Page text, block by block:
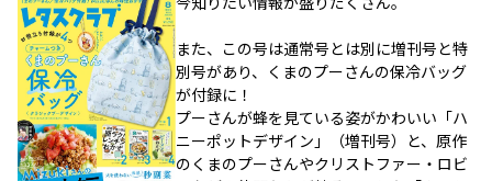
また、この号は通常号とは別に増刊号と特
別号があり、くまのプーさんの保冷バッグ
が付録に！
プーさんが蜂を見ている姿がかわいい「ハ
ニーポットデザイン」（増刊号）と、原作
のくまのプーさんやクリストファー・ロビ